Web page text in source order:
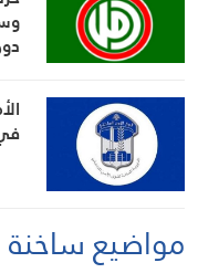
مواضيع ساخنة